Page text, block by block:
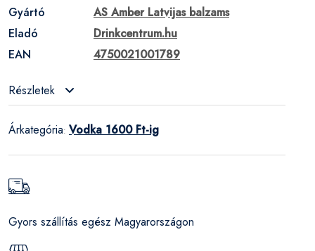
Gyártó
AS Amber Latvijas balzams
Eladó
Drinkcentrum.hu
EAN
4750021001789
Részletek
Árkategória: Vodka 1600 Ft-ig
Gyors szállítás egész Magyarországon